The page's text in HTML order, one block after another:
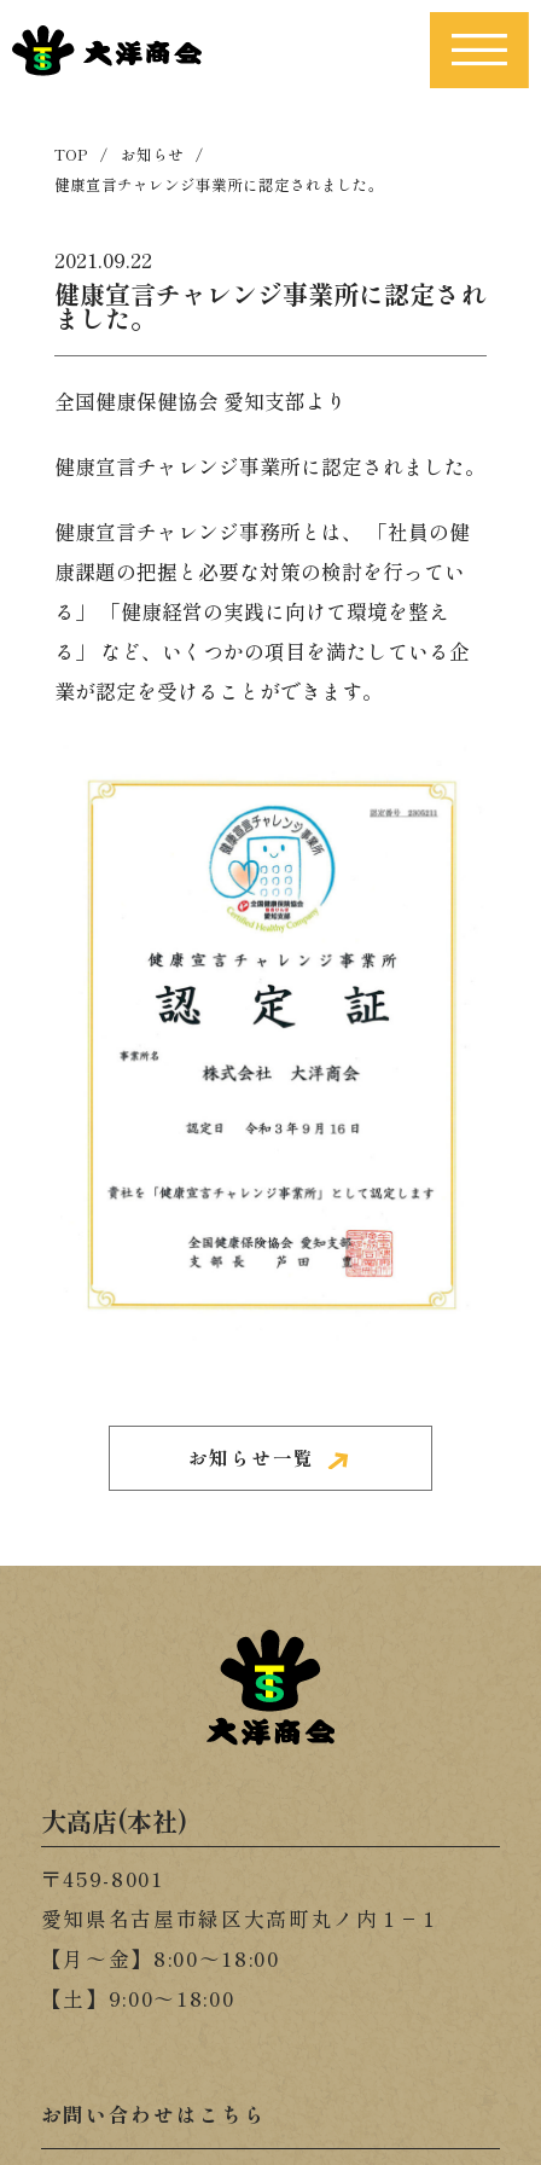
TOP / お知らせ /
健康宣言チャレンジ事業所に認定されました。
2021.09.22
健康宣言チャレンジ事業所に認定され
ました。
全国健康保健協会 愛知支部より
健康宣言チャレンジ事業所に認定されました。
健康宣言チャレンジ事務所とは、 「社員の健
康課題の把握と必要な対策の検討を行ってい
る」 「健康経営の実践に向けて環境を整え
る」 など、いくつかの項目を満たしている企
業が認定を受けることができます。
お知らせ一覧
大高店(本社)
〒459-8001
愛知県名古屋市緑区大高町丸ノ内１−１
【月～金】8:00～18:00
【土】9:00～18:00
お問い合わせはこちら